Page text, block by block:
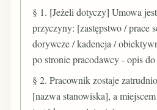
§ 1. [Jeżeli dotyczy] Umowa
przyczyny: [zastępstwo / prace
dorywcze / kadencja /
po stronie pracodawcy - opis do
§ 2. Pracownik zostaje
[nazwa stanowiska], a